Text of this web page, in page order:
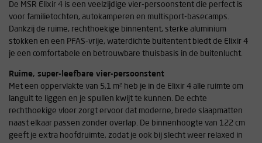
De MSR Elixir 4 is een veelzijdige vier-persoonstent die perfect is
voor familietochten, autokamperen en multisport-basecamps.
Dankzij de ruime, rechthoekige binnentent, sterke aluminium
stokken en een PFAS-vrije, waterdichte buitentent biedt de Elixir 4
je een comfortabele en betrouwbare thuisbasis in de buitenlucht.
Ruime, super-leefbare vier-persoonstent
Met een oppervlakte van 5,1 m² heb je in de Elixir 4 alle ruimte om
languit te liggen en je spullen kwijt te kunnen. De echte
rechthoekige vloer zorgt ervoor dat moderne, brede slaapmatten
naast elkaar passen zonder overlap. De binnenhoogte van 122 cm
geeft je extra hoofdruimte, zodat je ook bij slecht weer relaxed in